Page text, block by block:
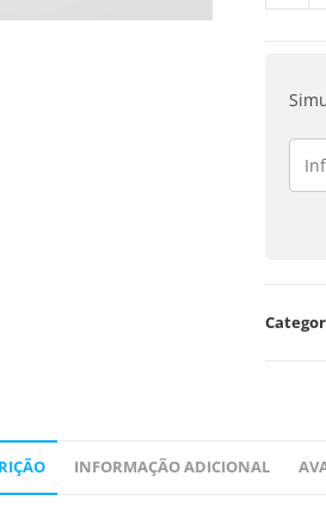
INFORMAÇÃO ADICIONAL